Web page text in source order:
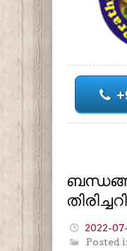
2022-
Posted